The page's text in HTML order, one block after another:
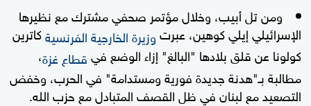
ومن تل أبيب، وخلال مؤتمر صحفي مشترك مع نظيرها
الإسرائيلي إيلي كوهين، عبرتوزيرة الخارجية الفرنسيةكاترين
كولونا عن قلق بلادها "البالغ" إزاء الوضع فيقطاع غزة،
مطالبة بـ"هدنة جديدة فورية ومستدامة" في الحرب، وخفض
التصعيد مع لبنان في ظل القصف المتبادل مع حزب الله.